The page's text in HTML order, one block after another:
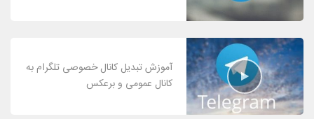
آموزش تبدیل کانال خصوصی تلگرام به
کانال عمومی و برعکس